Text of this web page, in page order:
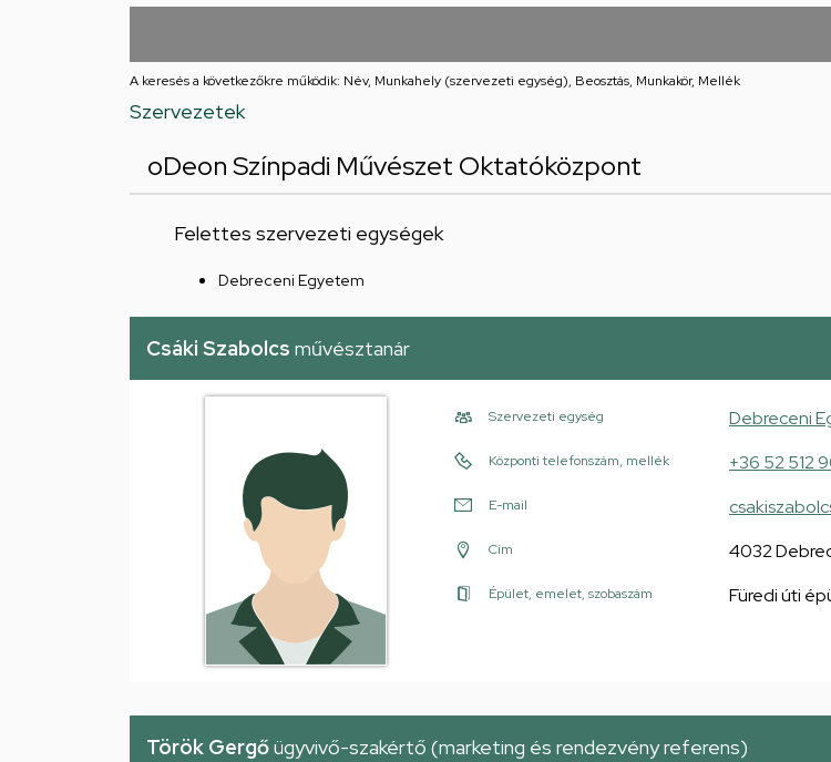
feladatellátási
A keresés a következőkre működik: Név, Munkahely (szervezeti egység), Beosztás, Munkakör, Mellék
Szervezetek
oDeon Színpadi Művészet Oktatóközpont
Felettes szervezeti egységek
Debreceni Egyetem
Csáki Szabolcs művésztanár
Szervezeti egység Debreceni
Központi telefonszám, mellék +36 52 512
E-mail
Cím 4032
Épület, emelet, szobaszám Füredi úti
Török Gergőügyvivő-szakértő (marketing és rendezvény referens)